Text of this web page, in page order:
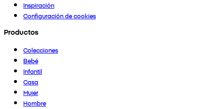
Inspiración
Configuración de cookies
Productos
Colecciones
Bebé
Infantil
Casa
Mujer
Hombre